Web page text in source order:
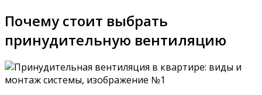
Почему стоит выбрать
принудительную вентиляцию